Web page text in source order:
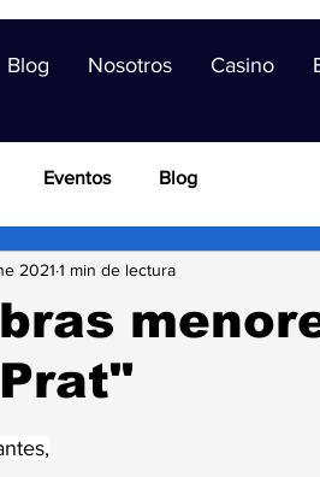
Blog Nosotros Casino
Eventos Blog
2021 1 min de lectura